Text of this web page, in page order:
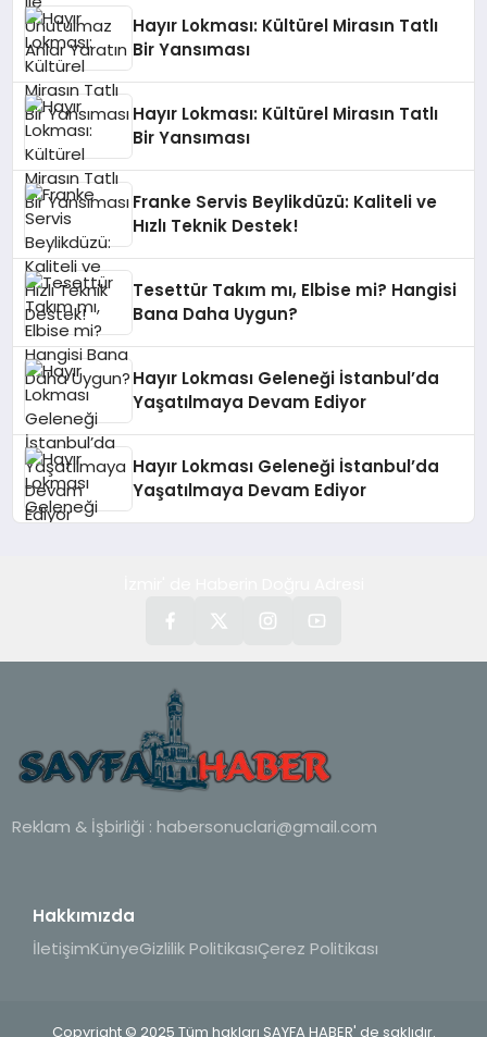
Hayır Lokması: Kültürel Mirasın Tatlı
Bir Yansıması
Hayır Lokması: Kültürel Mirasın Tatlı
Bir Yansıması
Franke Servis Beylikdüzü: Kaliteli ve
Hızlı Teknik Destek!
Tesettür Takım mı, Elbise mi? Hangisi
Bana Daha Uygun?
Hayır Lokması Geleneği İstanbul’da
Yaşatılmaya Devam Ediyor
Hayır Lokması Geleneği İstanbul’da
Yaşatılmaya Devam Ediyor
Reklam & İşbirliği : habersonuclari@gmail.com
Hakkımızda
İletişimKünyeGizlilik PolitikasıÇerez Politikası
Copyright © 2025 Tüm hakları SAYFA HABER' de saklıdır.